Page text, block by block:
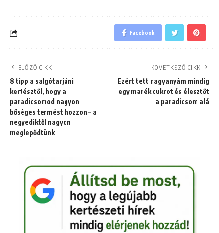
Facebook
ELŐZŐ CIKK
8 tipp a salgótarjáni
kertésztől, hogy a
paradicsomod nagyon
bőséges termést hozzon – a
negyediktől nagyon
meglepődtünk
KÖVETKEZŐ CIKK
Ezért tett nagyanyám mindig
egy marék cukrot és élesztőt
a paradicsom alá